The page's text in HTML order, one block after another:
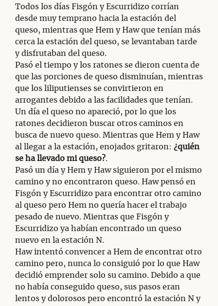
Todos los días Fisgón y Escurridizo corrían
desde muy temprano hacia la estación del
queso, mientras que Hem y Haw que tenían más
cerca la estación del queso, se levantaban tarde
y disfrutaban del queso.
Pasó el tiempo y los ratones se dieron cuenta de
que las porciones de queso disminuían, mientras
que los liliputienses se convirtieron en
arrogantes debido a las facilidades que tenían.
Un día el queso no apareció, por lo que los
ratones decidieron buscar otros caminos en
busca de nuevo queso. Mientras que Hem y Haw
al llegar a la estación, enojados gritaron: ¿quién
se ha llevado mi queso?.
Pasó un día y Hem y Haw siguieron por el mismo
camino y no encontraron queso. Haw pensó en
Fisgón y Escurridizo para encontrar otro camino
al queso pero Hem no quería hacer el trabajo
pesado de nuevo. Mientras que Fisgón y
Escurridizo ya habían encontrado un queso
nuevo en la estación N.
Haw intentó convencer a Hem de encontrar otro
camino pero, nunca lo consiguió por lo que Haw
decidió emprender solo su camino. Debido a que
no había conseguido queso, sus pasos eran
lentos y dolorosos pero encontró la estación N y